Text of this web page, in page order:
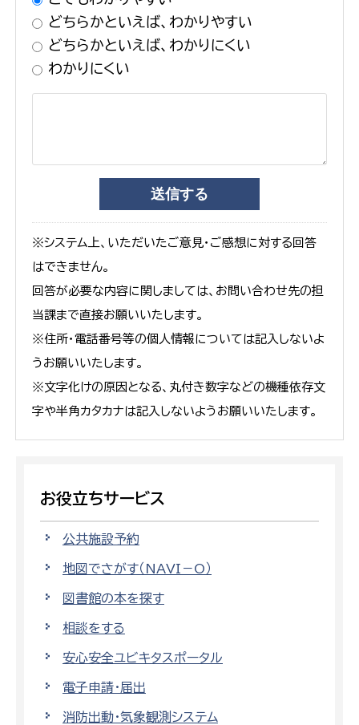
どちらかといえば、わかりやすい
どちらかといえば、わかりにくい
わかりにくい
※システム上、いただいたご意見・ご感想に対する回答
はできません。
回答が必要な内容に関しましては、お問い合わせ先の担
当課まで直接お願いいたします。
※住所・電話番号等の個人情報については記入しないよ
うお願いいたします。
※文字化けの原因となる、丸付き数字などの機種依存文
字や半角カタカナは記入しないようお願いいたします。
お役立ちサービス
公共施設予約
地図でさがす（NAVI－O）
図書館の本を探す
相談をする
安心安全ユビキタスポータル
電子申請・届出
消防出動・気象観測システム